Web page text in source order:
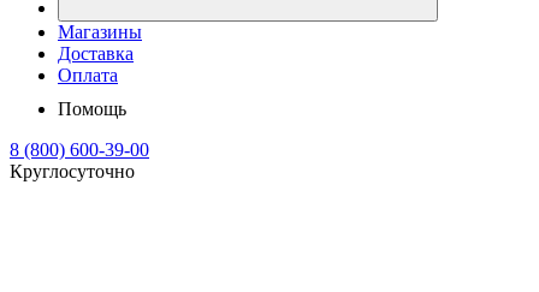
Магазины
Доставка
Оплата
Помощь
8 (800) 600-39-00
Круглосуточно